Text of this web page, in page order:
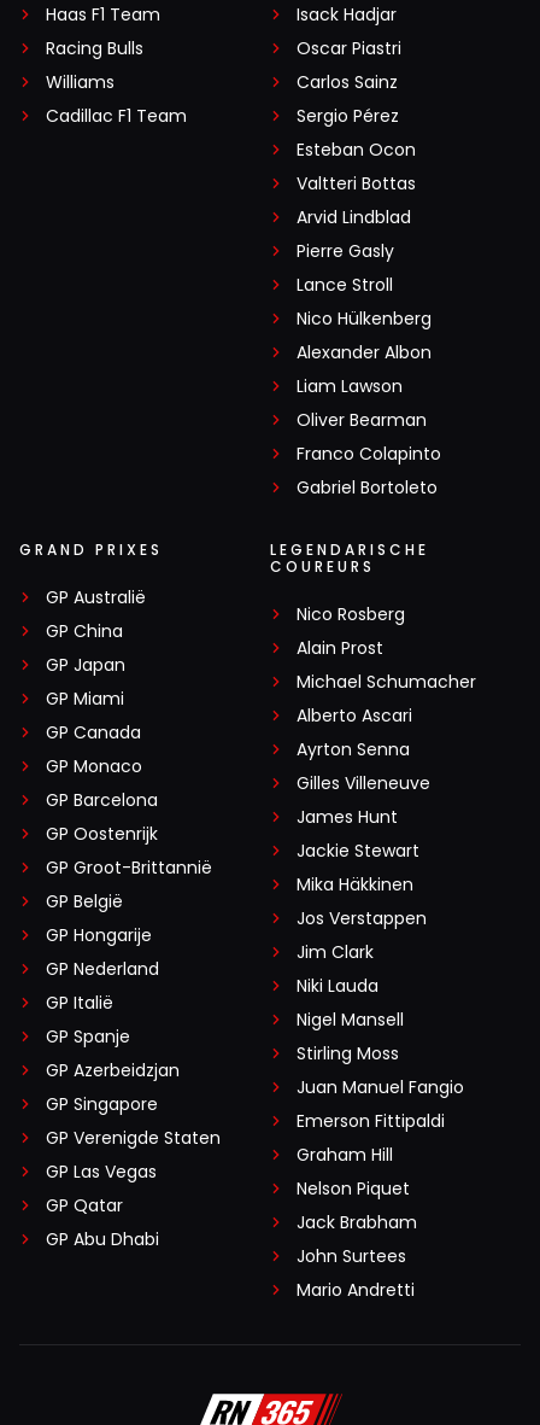
Haas F1 Team
Racing Bulls
Williams
Cadillac F1 Team
Isack Hadjar
Oscar Piastri
Carlos Sainz
Sergio Pérez
Esteban Ocon
Valtteri Bottas
Arvid Lindblad
Pierre Gasly
Lance Stroll
Nico Hülkenberg
Alexander Albon
Liam Lawson
Oliver Bearman
Franco Colapinto
Gabriel Bortoleto
GRAND PRIXES
GP Australië
GP China
GP Japan
GP Miami
GP Canada
GP Monaco
GP Barcelona
GP Oostenrijk
GP Groot-Brittannië
GP België
GP Hongarije
GP Nederland
GP Italië
GP Spanje
GP Azerbeidzjan
GP Singapore
GP Verenigde Staten
GP Las Vegas
GP Qatar
GP Abu Dhabi
LEGENDARISCHE
COUREURS
Nico Rosberg
Alain Prost
Michael Schumacher
Alberto Ascari
Ayrton Senna
Gilles Villeneuve
James Hunt
Jackie Stewart
Mika Häkkinen
Jos Verstappen
Jim Clark
Niki Lauda
Nigel Mansell
Stirling Moss
Juan Manuel Fangio
Emerson Fittipaldi
Graham Hill
Nelson Piquet
Jack Brabham
John Surtees
Mario Andretti